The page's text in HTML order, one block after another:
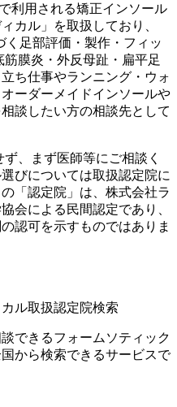
利用される矯正インソール
カル」を取扱しており、
足部評価・製作・フィッ
膜炎・外反母趾・扁平足
ち仕事やランニング・ウォ
ーダーメイドインソールや
談したい方の相談先として
、まず医師等にご相談く
びについては取扱認定院に
「認定院」は、株式会社ラ
会による民間認定であり、
認可を示すものではありま
ル取扱認定院検索
できるフォームソティック
から検索できるサービスで